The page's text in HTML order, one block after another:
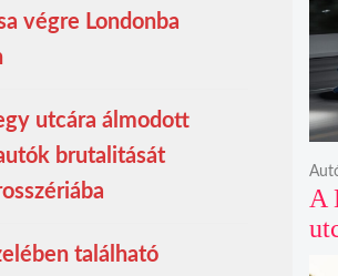
végre Londonba
utcára álmodott
brutalitását
található
A